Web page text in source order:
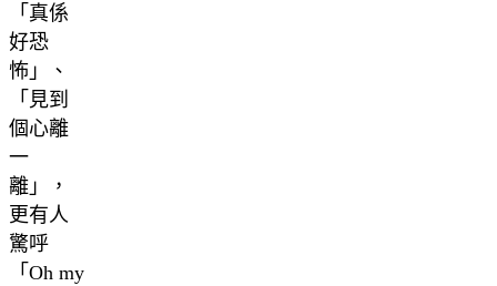
「真係
好恐
怖」、
「見到
個心離
一
離」，
更有人
驚呼
「Oh my